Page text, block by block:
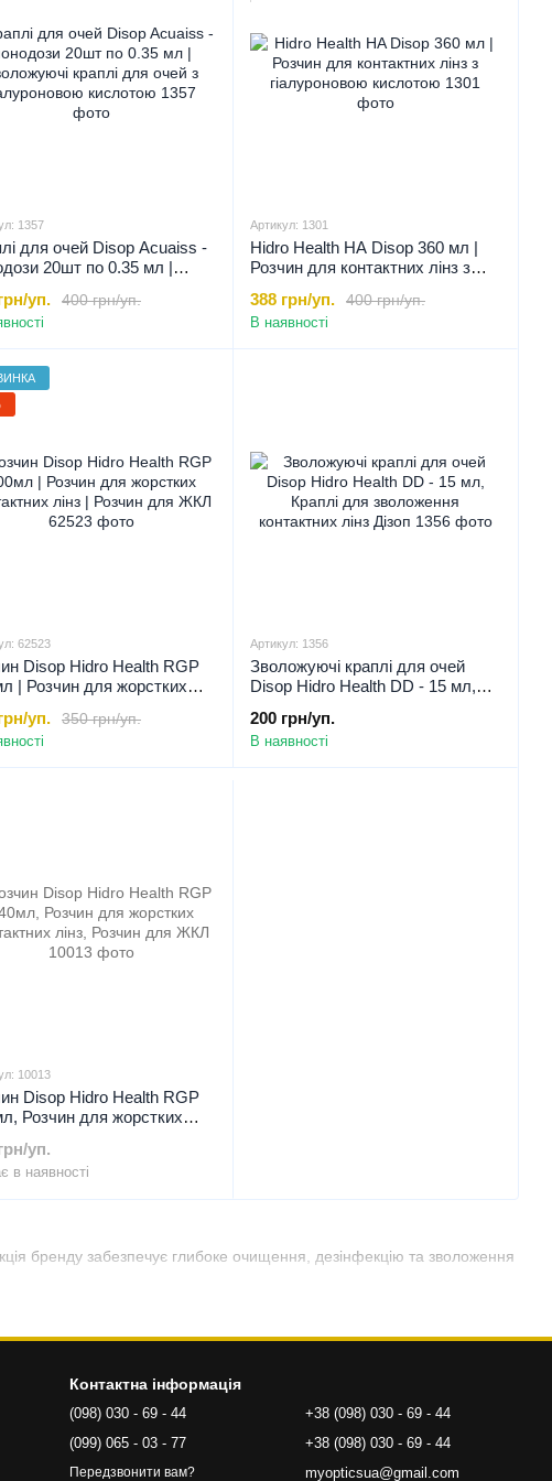
бренду забезпечує глибоке очищення, дезінфекцію та зволоження
1357
для очей Disop Acuaiss -
20шт по 0.35 мл |
кислотою
400 грн/уп.
уп.
Артикул: 1301
Hidro Health HA Disop 360 мл |
Розчин для контактних лінз з
400 грн/уп.
388 грн/уп.
В наявності
62523
Disop Hidro Health RGP
| Розчин для жорстких
100 мл350 грн/уп.
уп.
Артикул: 1356
Зволожуючі краплі для очей
Disop Hidro Health DD - 15 мл,
контактних лінз Дізоп
200 грн/уп.
В наявності
10013
Disop Hidro Health RGP
Розчин для жорстких
мл
уп.
в наявності
Контактна інформація
(098) 030 - 69 - 44
(099) 065 - 03 - 77
Передзвонити вам?
+38 (098) 030 - 69 - 44
+38 (098) 030 - 69 - 44
myopticsua@gmail.com